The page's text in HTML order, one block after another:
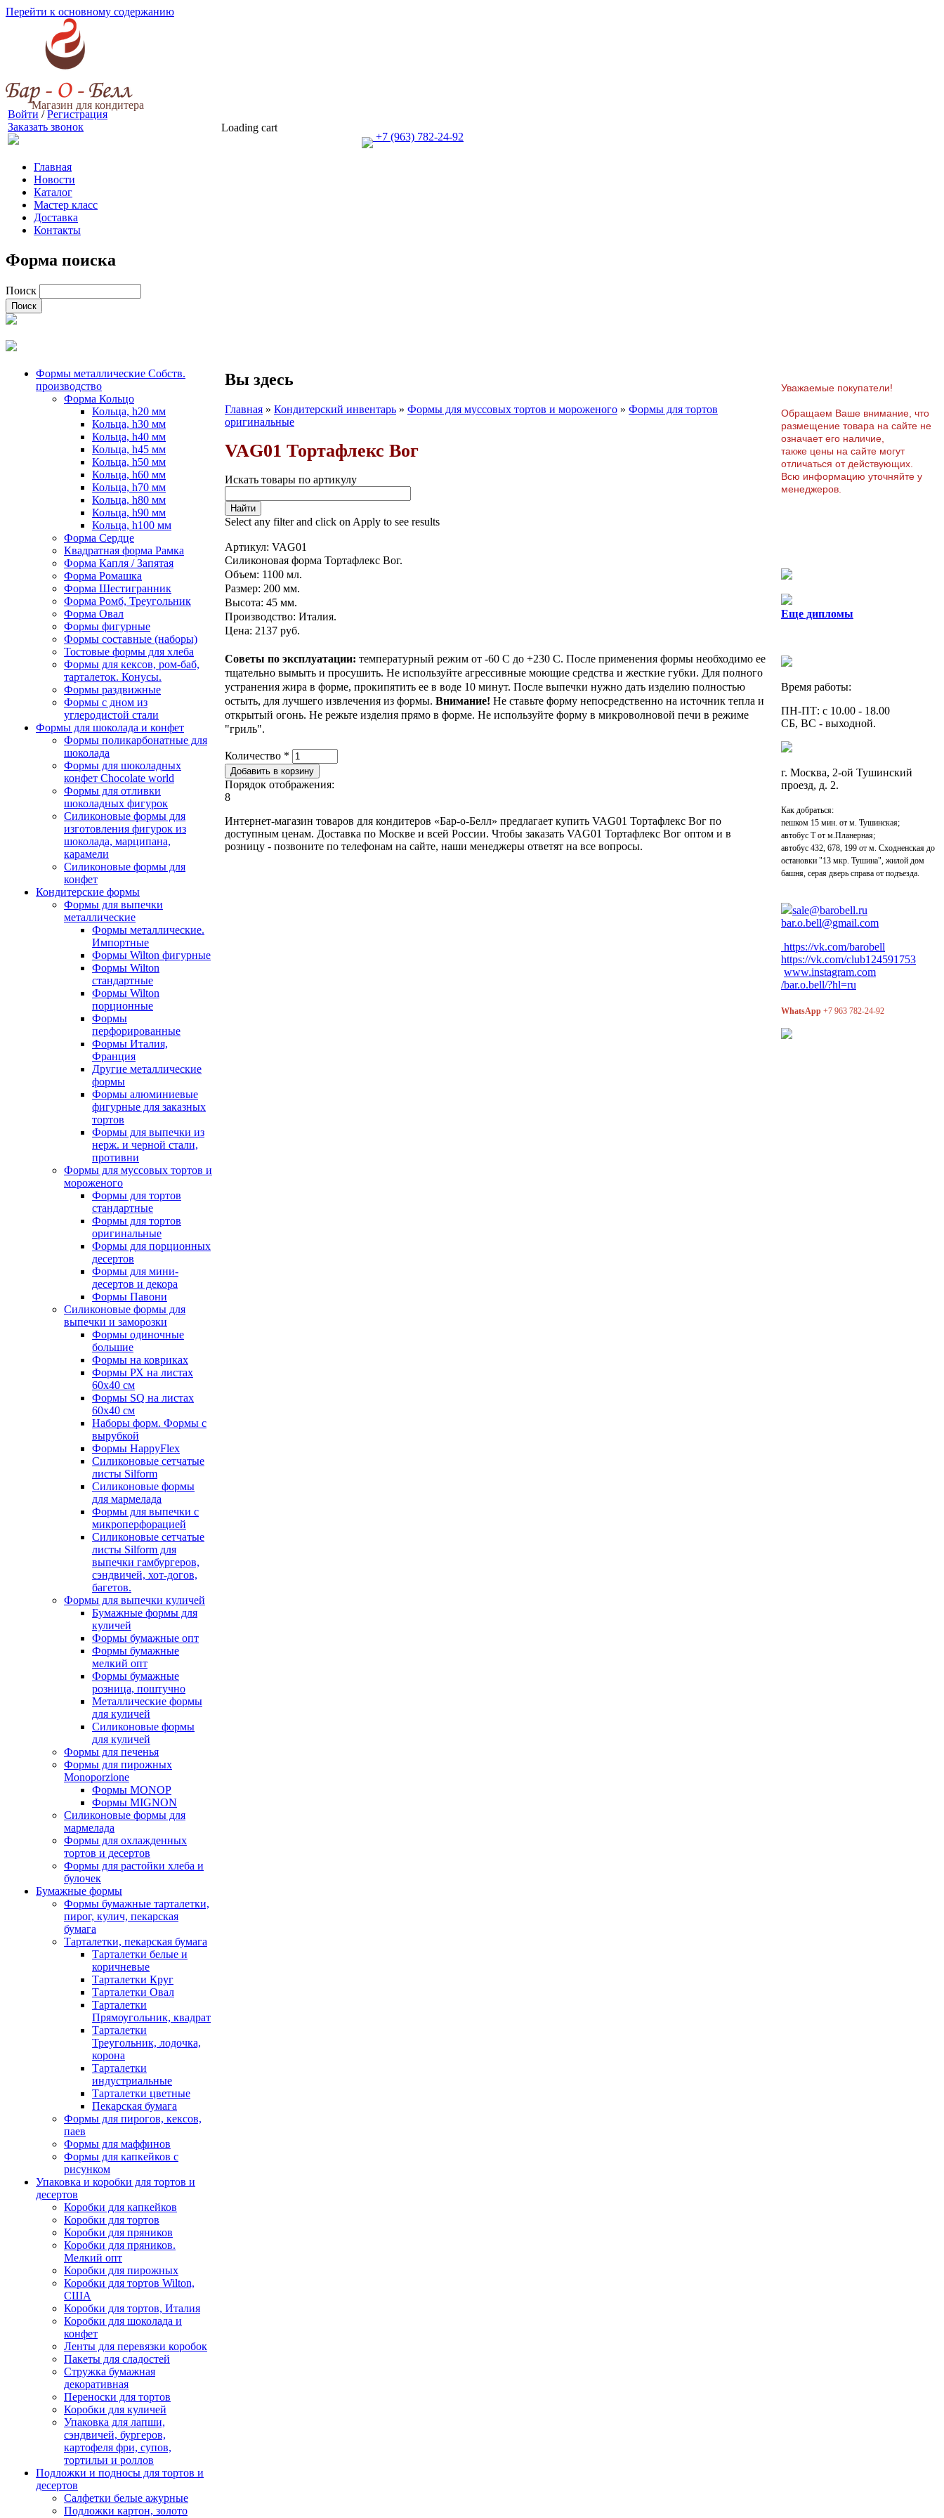
Перейти к основному содержанию
Магазин для кондитера
Войти /Регистрация
Заказать звонок
Loading cart
+7 (963) 782-24-92
Главная
Новости
Каталог
Мастер класс
Доставка
Контакты
Форма поиска
Поиск
Формы металлические Собств.
производство
Форма Кольцо
Кольца, h20 мм
Кольца, h30 мм
Кольца, h40 мм
Кольца, h45 мм
Кольца, h50 мм
Кольца, h60 мм
Кольца, h70 мм
Кольца, h80 мм
Кольца, h90 мм
Кольца, h100 мм
Форма Сердце
Квадратная форма Рамка
Форма Капля / Запятая
Форма Ромашка
Форма Шестигранник
Форма Ромб, Треугольник
Форма Овал
Формы фигурные
Формы составные (наборы)
Тостовые формы для хлеба
Формы для кексов, ром-баб,
тарталеток. Конусы.
Формы раздвижные
Формы с дном из
углеродистой стали
Формы для шоколада и конфет
Формы поликарбонатные для
шоколада
Формы для шоколадных
конфет Сhocolate world
Формы для отливки
шоколадных фигурок
Силиконовые формы для
изготовления фигурок из
шоколада, марципана,
карамели
Силиконовые формы для
конфет
Кондитерские формы
Формы для выпечки
металлические
Формы металлические.
Импортные
Формы Wilton фигурные
Формы Wilton
стандартные
Формы Wilton
порционные
Формы
перфорированные
Формы Италия,
Франция
Другие металлические
формы
Формы алюминиевые
фигурные для заказных
тортов
Формы для выпечки из
нерж. и черной стали,
противни
Формы для муссовых тортов и
мороженого
Формы для тортов
стандартные
Формы для тортов
оригинальные
Формы для порционных
десертов
Формы для мини-
десертов и декора
Формы Павони
Силиконовые формы для
выпечки и заморозки
Формы одиночные
большие
Формы на ковриках
Формы РХ на листах
60х40 см
Формы SQ на листах
60х40 см
Наборы форм. Формы с
вырубкой
Формы HappyFlex
Силиконовые сетчатые
листы Silform
Силиконовые формы
для мармелада
Формы для выпечки с
микроперфорацией
Силиконовые сетчатые
листы Silform для
выпечки гамбургеров,
сэндвичей, хот-догов,
багетов.
Формы для выпечки куличей
Бумажные формы для
куличей
Формы бумажные опт
Формы бумажные
мелкий опт
Формы бумажные
розница, поштучно
Металлические формы
для куличей
Силиконовые формы
для куличей
Формы для печенья
Формы для пирожных
Monoporzione
Формы MONOP
Формы MIGNON
Силиконовые формы для
мармелада
Формы для oхлажденных
тортов и десертов
Формы для растойки хлеба и
булочек
Бумажные формы
Формы бумажные тарталетки,
пирог, кулич, пекарская
бумага
Тарталетки, пекарская бумага
Тарталетки белые и
коричневые
Тарталетки Круг
Тарталетки Овал
Тарталетки
Прямоугольник, квадрат
Тарталетки
Треугольник, лодочка,
корона
Тарталетки
индустриальные
Тарталетки цветные
Пекарская бумага
Формы для пирогов, кексов,
паев
Формы для маффинов
Формы для капкейков с
рисунком
Упаковка и коробки для тортов и
десертов
Коробки для капкейков
Коробки для тортов
Коробки для пряников
Коробки для пряников.
Мелкий опт
Коробки для пирожных
Коробки для тортов Wilton,
США
Коробки для тортов, Италия
Коробки для шоколада и
конфет
Ленты для перевязки коробок
Пакеты для сладостей
Стружка бумажная
декоративная
Переноски для тортов
Коробки для куличей
Упаковка для лапши,
сэндвичей, бургеров,
картофеля фри, супов,
тортильи и роллов
Подложки и подносы для тортов и
десертов
Салфетки белые ажурные
Подложки картон, золото
Вы здесь
Главная » Кондитерский инвентарь » Формы для муссовых тортов и мороженого » Формы для тортов
оригинальные
VAG01 Тортафлекс Вог
Искать товары по артикулу
Select any filter and click on Apply to see results
Артикул: VAG01
Силиконовая форма Тортафлекс Вог.
Объем: 1100 мл.
Размер: 200 мм.
Высота: 45 мм.
Производство: Италия.
Цена: 2137 руб.
Советы по эксплуатации: температурный режим от -60 С до +230 С. После применения формы необходимо ее
тщательно вымыть и просушить. Не используйте агрессивные моющие средства и жесткие губки. Для полного
устранения жира в форме, прокипятить ее в воде 10 минут. После выпечки нужно дать изделию полностью
остыть, для лучшего извлечения из формы. Внимание! Не ставьте форму непосредственно на источник тепла и
открытый огонь. Не режьте изделия прямо в форме. Не используйте форму в микроволновой печи в режиме
"гриль".
Количество *
Порядок отображения:
8
Интернет-магазин товаров для кондитеров «Бар-о-Белл» предлагает купить VAG01 Тортафлекс Вог по
доступным ценам. Доставка по Москве и всей России. Чтобы заказать VAG01 Тортафлекс Вог оптом и в
розницу - позвоните по телефонам на сайте, наши менеджеры ответят на все вопросы.
Уважаемые покупатели!
Обращаем Ваше внимание, что
размещение товара на сайте не
означает его наличие,
также цены на сайте могут
отличаться от действующих.
Всю информацию уточняйте у
менеджеров.
Еще дипломы
Время работы:
ПН-ПТ: с 10.00 - 18.00
СБ, ВС - выходной.
г. Москва, 2-ой Тушинский
проезд, д. 2.
Как добраться:
пешком 15 мин. от м. Тушинская;
автобус Т от м.Планерная;
автобус 432, 678, 199 от м. Сходненская до
остановки "13 мкр. Тушина", жилой дом
башня, серая дверь справа от подъезда.
sale@barobell.ru
bar.o.bell@gmail.com
https://vk.com/barobell
https://vk.com/club124591753
www.instagram.com
/bar.o.bell/?hl=ru
WhatsApp +7 963 782-24-92